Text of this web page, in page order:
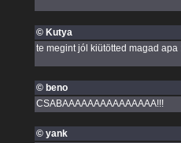
© Kutya
te megint jól kiütötted magad apa
© beno
CSABAAAAAAAAAAAAAAA!!!
© yank